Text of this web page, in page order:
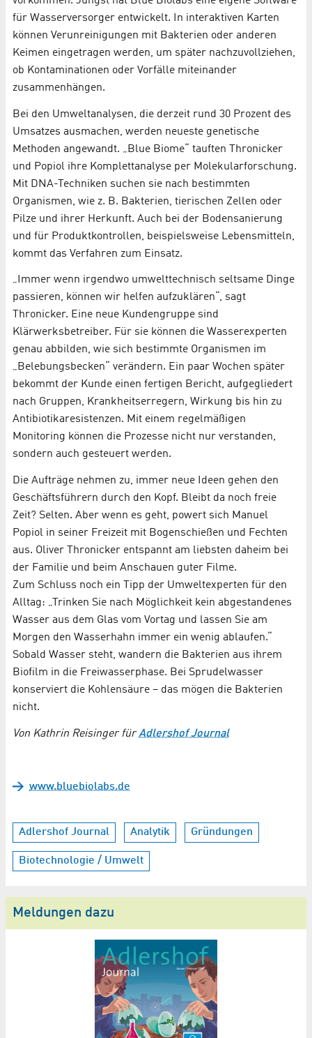
für Wasserversorger entwickelt. In interaktiven Karten
können Verunreinigungen mit Bakterien oder anderen
Keimen eingetragen werden, um später nachzuvollziehen,
ob Kontaminationen oder Vorfälle miteinander
zusammenhängen.
Bei den Umweltanalysen, die derzeit rund 30 Prozent des
Umsatzes ausmachen, werden neueste genetische
Methoden angewandt. „Blue Biome“ tauften Thronicker
und Popiol ihre Komplettanalyse per Molekularforschung.
Mit DNA-Techniken suchen sie nach bestimmten
Organismen, wie z. B. Bakterien, tierischen Zellen oder
Pilze und ihrer Herkunft. Auch bei der Bodensanierung
und für Produktkontrollen, beispielsweise Lebensmitteln,
kommt das Verfahren zum Einsatz.
„Immer wenn irgendwo umwelttechnisch seltsame Dinge
passieren, können wir helfen aufzuklären“, sagt
Thronicker. Eine neue Kundengruppe sind
Klärwerksbetreiber. Für sie können die Wasserexperten
genau abbilden, wie sich bestimmte Organismen im
„Belebungsbecken“ verändern. Ein paar Wochen später
bekommt der Kunde einen fertigen Bericht, aufgegliedert
nach Gruppen, Krankheitserregern, Wirkung bis hin zu
Antibiotikaresistenzen. Mit einem regelmäßigen
Monitoring können die Prozesse nicht nur verstanden,
sondern auch gesteuert werden.
Die Aufträge nehmen zu, immer neue Ideen gehen den
Geschäftsführern durch den Kopf. Bleibt da noch freie
Zeit? Selten. Aber wenn es geht, powert sich Manuel
Popiol in seiner Freizeit mit Bogenschießen und Fechten
aus. Oliver Thronicker entspannt am liebsten daheim bei
der Familie und beim Anschauen guter Filme.
Zum Schluss noch ein Tipp der Umweltexperten für den
Alltag: „Trinken Sie nach Möglichkeit kein abgestandenes
Wasser aus dem Glas vom Vortag und lassen Sie am
Morgen den Wasserhahn immer ein wenig ablaufen.“
Sobald Wasser steht, wandern die Bakterien aus ihrem
Biofilm in die Freiwasserphase. Bei Sprudelwasser
konserviert die Kohlensäure – das mögen die Bakterien
nicht.
Von Kathrin Reisinger fürAdlershof Journal
www.bluebiolabs.de
Adlershof Journal Analytik Gründungen
Biotechnologie / Umwelt
Meldungen dazu